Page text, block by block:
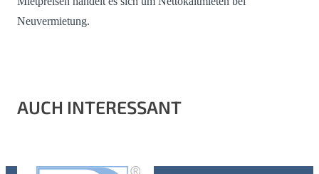
Neuvermietung.
AUCH INTERESSANT